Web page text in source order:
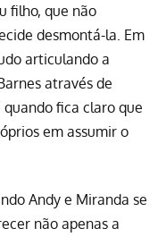
filho, que não
desmontá-la. Em
articulando a
através de
fica claro que
em assumir o
Andy e Miranda se
não apenas a